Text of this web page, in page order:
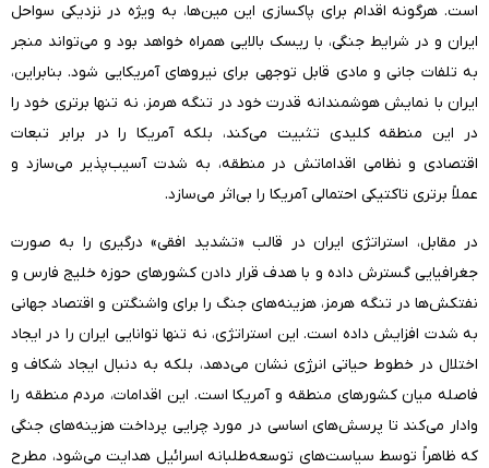
است. هرگونه اقدام برای پاکسازی این مین‌ها، به ویژه در نزدیکی سواحل
ایران و در شرایط جنگی، با ریسک بالایی همراه خواهد بود و می‌تواند منجر
به تلفات جانی و مادی قابل توجهی برای نیروهای آمریکایی شود. بنابراین،
ایران با نمایش هوشمندانه قدرت خود در تنگه هرمز، نه تنها برتری خود را
در این منطقه کلیدی تثبیت می‌کند، بلکه آمریکا را در برابر تبعات
اقتصادی و نظامی اقداماتش در منطقه، به شدت آسیب‌پذیر می‌سازد و
عملاً برتری تاکتیکی احتمالی آمریکا را بی‌اثر می‌سازد.
در مقابل، استراتژی ایران در قالب «تشدید افقی» درگیری را به صورت
جغرافیایی گسترش داده و با هدف قرار دادن کشورهای حوزه خلیج فارس و
نفتکش‌ها در تنگه هرمز، هزینه‌های جنگ را برای واشنگتن و اقتصاد جهانی
به شدت افزایش داده است. این استراتژی، نه تنها توانایی ایران را در ایجاد
اختلال در خطوط حیاتی انرژی نشان می‌دهد، بلکه به دنبال ایجاد شکاف و
فاصله میان کشورهای منطقه و آمریکا است. این اقدامات، مردم منطقه را
وادار می‌کند تا پرسش‌های اساسی در مورد چرایی پرداخت هزینه‌های جنگی
که ظاهراً توسط سیاست‌های توسعه‌طلبانه اسرائیل هدایت می‌شود، مطرح